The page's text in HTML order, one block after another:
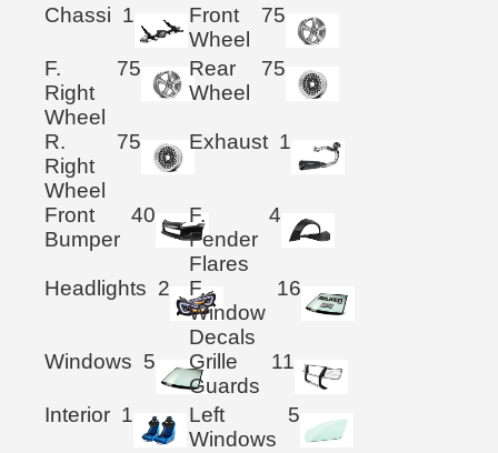
Chassi 1
Front
Wheel
75
F.
Right
Wheel
75
Rear
Wheel
75
R.
Right
Wheel
75 Exhaust 1
Front
Bumper
40
F.
Fender
Flares
4
Headlights 2
F.
Window
Decals
16
Windows 5
Grille
Guards
11
Interior 1
Left
Windows
5